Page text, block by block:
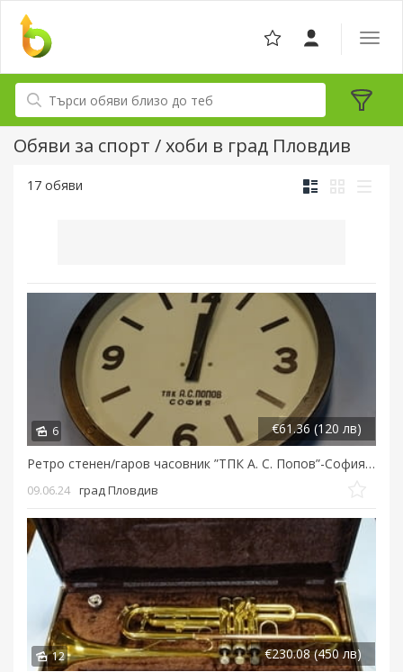
Обяви за спорт / хоби в град Пловдив
17 обяви
6
Ретро стенен/гаров часовник ”ТПК А. С. Попов”-София 24VDC
€61.36 (120 лв)
09.06.24 град Пловдив
12 €230.08 (450 лв)